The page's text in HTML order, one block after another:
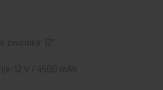
zvučnika: 12”
12 V / 4500 mAh